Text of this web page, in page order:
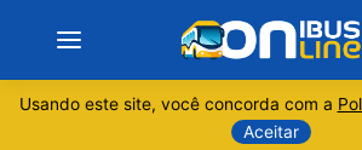
Usando este site, você concorda com a
Aceitar